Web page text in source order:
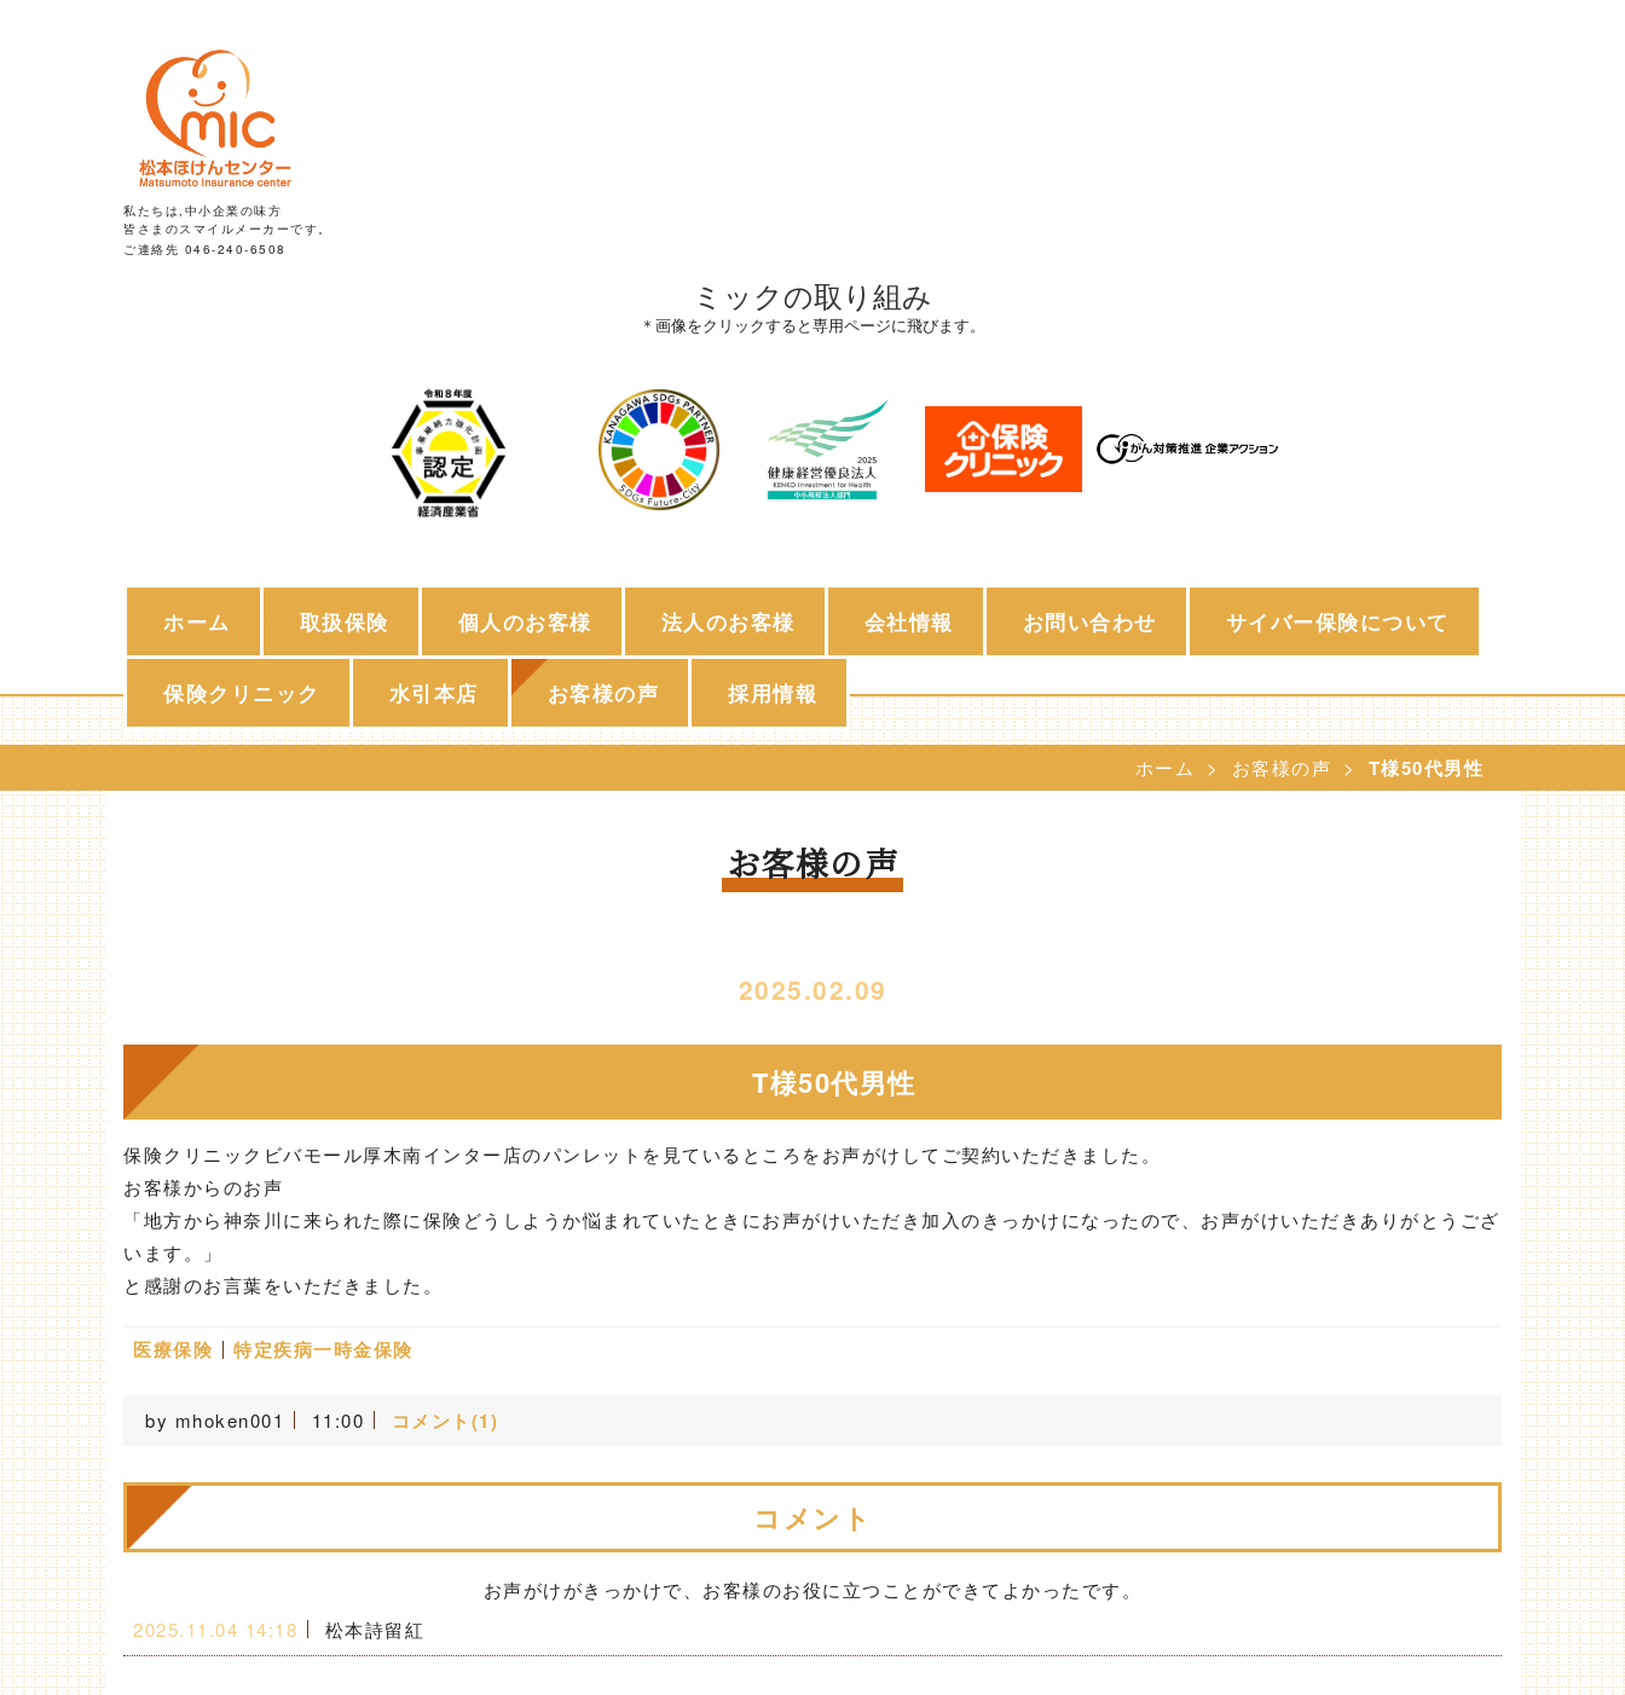
私たちは,中小企業の味方
皆さまのスマイルメーカーです。
ご連絡先 046-240-6508
ミックの取り組み
＊画像をクリックすると専用ページに飛びます。
ホーム 取扱保険 個人のお客様 法人のお客様 会社情報 お問い合わせ サイバー保険について
保険クリニック 水引本店 お客様の声 採用情報
ホーム お客様の声 T様50代男性
お客様の声
2025.02.09
T様50代男性
保険クリニックビバモール厚木南インター店のパンレットを見ているところをお声がけしてご契約いただきました。
お客様からのお声
「地方から神奈川に来られた際に保険どうしようか悩まれていたときにお声がけいただき加入のきっかけになったので、お声がけいただきありがとうござ
います。」
と感謝のお言葉をいただきました。
医療保険 特定疾病一時金保険
by mhoken001 11:00 コメント(1)
コメント
お声がけがきっかけで、お客様のお役に立つことができてよかったです。
2025.11.04 14:18
松本詩留紅